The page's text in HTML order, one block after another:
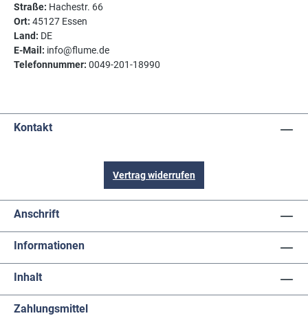
Straße: Hachestr. 66
Ort: 45127 Essen
Land: DE
E-Mail: info@flume.de
Telefonnummer: 0049-201-18990
Kontakt
Vertrag widerrufen
Anschrift
Informationen
Inhalt
Zahlungsmittel